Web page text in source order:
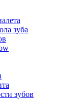
зуба
зубов